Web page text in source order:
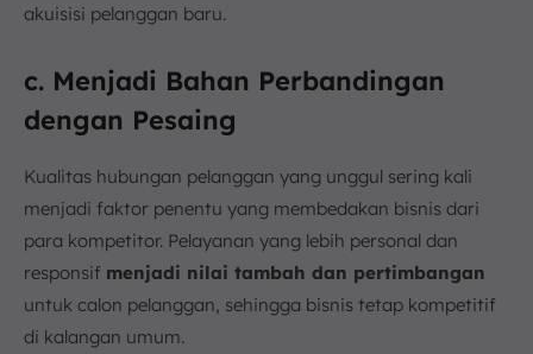
akuisisi pelanggan baru.
c. Menjadi Bahan Perbandingan
dengan Pesaing
Kualitas hubungan pelanggan yang unggul sering kali
menjadi faktor penentu yang membedakan bisnis dari
para kompetitor. Pelayanan yang lebih personal dan
responsif menjadi nilai tambah dan pertimbangan
untuk calon pelanggan, sehingga bisnis tetap kompetitif
di kalangan umum.